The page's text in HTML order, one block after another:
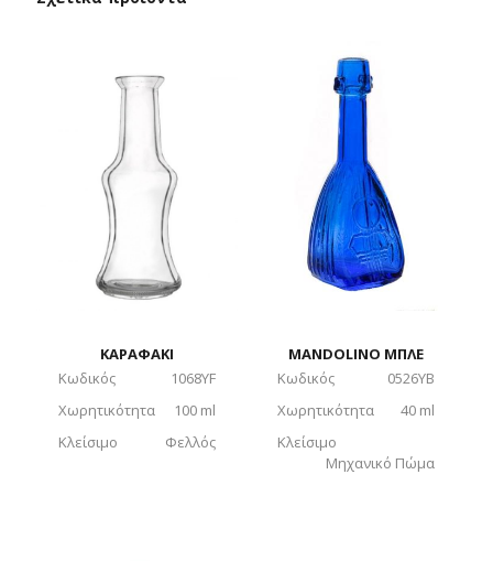
ΚΑΡΑΦΑΚΙ
Κωδικός
1068YF
Χωρητικότητα
100 ml
Κλείσιμο
Φελλός
MANDOLINO ΜΠΛΕ
Κωδικός
0526YB
Χωρητικότητα
40 ml
Κλείσιμο
Μηχανικό Πώμα